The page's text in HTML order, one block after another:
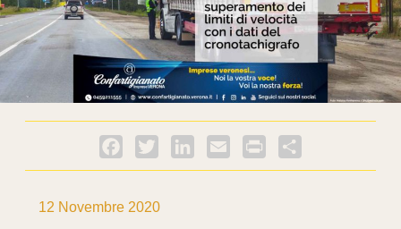
Facebook
Twitter LinkedInEmail PrintFriendly
12 Novembre 2020